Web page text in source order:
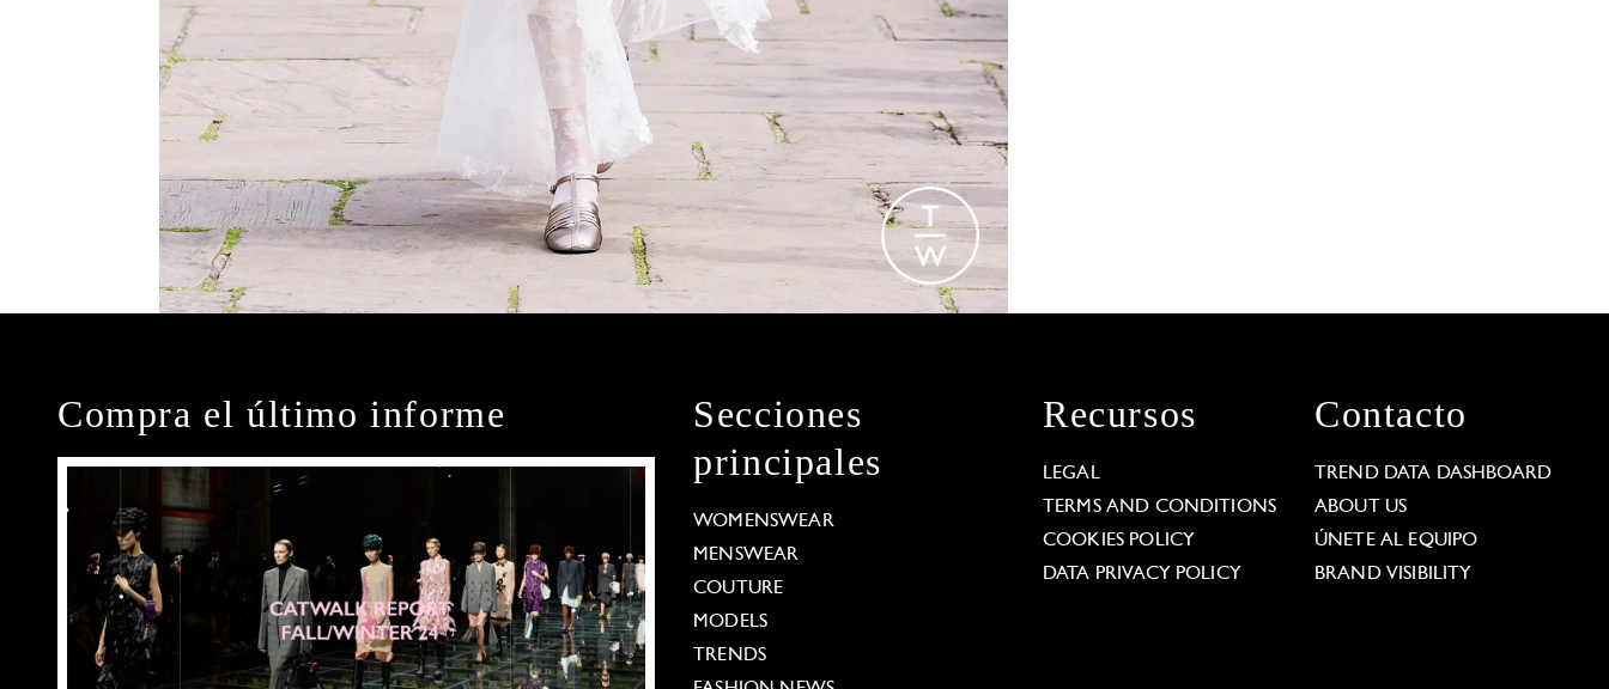
Compra el último informe
Secciones
principales
WOMENSWEAR
MENSWEAR
COUTURE
MODELS
TRENDS
Recursos
LEGAL
TERMS AND CONDITIONS
COOKIES POLICY
DATA PRIVACY POLICY
Contacto
TREND DATA DASHBOARD
ABOUT US
ÚNETE AL EQUIPO
BRAND VISIBILITY